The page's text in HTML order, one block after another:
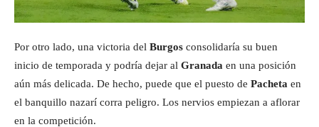
Por otro lado, una victoria del Burgos consolidaría su buen
inicio de temporada y podría dejar al Granada en una posición
aún más delicada. De hecho, puede que el puesto de Pacheta en
el banquillo nazarí corra peligro. Los nervios empiezan a aflorar
en la competición.